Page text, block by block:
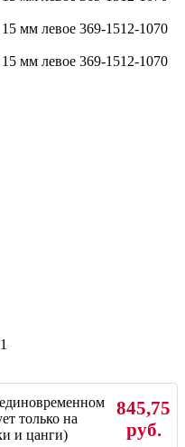
1
только на
и цанги)
845,75
руб.